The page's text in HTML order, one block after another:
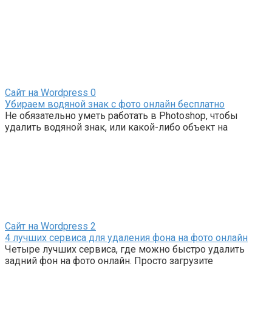
Сайт на Wordpress 0
Убираем водяной знак с фото онлайн бесплатно
Не обязательно уметь работать в Photoshop, чтобы
удалить водяной знак, или какой-либо объект на
Сайт на Wordpress 2
4 лучших сервиса для удаления фона на фото онлайн
Четыре лучших сервиса, где можно быстро удалить
задний фон на фото онлайн. Просто загрузите